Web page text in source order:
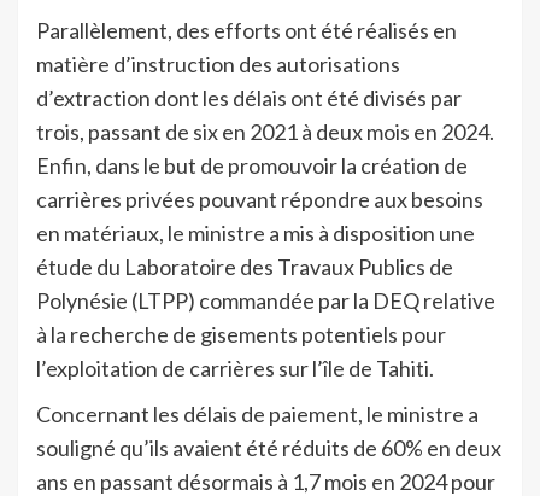
Parallèlement, des efforts ont été réalisés en
matière d’instruction des autorisations
d’extraction dont les délais ont été divisés par
trois, passant de six en 2021 à deux mois en 2024.
Enfin, dans le but de promouvoir la création de
carrières privées pouvant répondre aux besoins
en matériaux, le ministre a mis à disposition une
étude du Laboratoire des Travaux Publics de
Polynésie (LTPP) commandée par la DEQ relative
à la recherche de gisements potentiels pour
l’exploitation de carrières sur l’île de Tahiti.
Concernant les délais de paiement, le ministre a
souligné qu’ils avaient été réduits de 60% en deux
ans en passant désormais à 1,7 mois en 2024 pour